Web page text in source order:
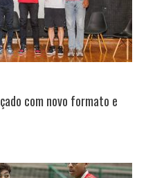
com novo formato e